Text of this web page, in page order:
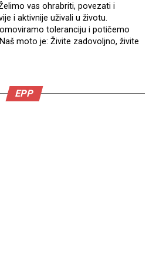
vas ohrabriti, povezati i
i aktivnije uživali u životu.
toleranciju i potičemo
moto je: Živite zadovoljno, živite
EPP